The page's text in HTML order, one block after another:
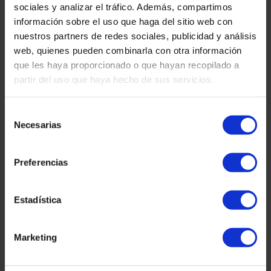
sociales y analizar el tráfico. Además, compartimos
información sobre el uso que haga del sitio web con
nuestros partners de redes sociales, publicidad y análisis
web, quienes pueden combinarla con otra información
que les haya proporcionado o que hayan recopilado a
partir del uso que haya hecho de sus servicios.
Necesarias
Preferencias
Estadística
Marketing
1er étage, bureau 21.
08010 – Barcelone